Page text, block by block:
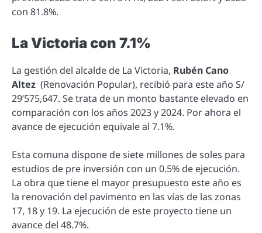
con 81.8%.
La Victoria con 7.1%
La gestión del alcalde de La Victoria, Rubén Cano
Altez (Renovación Popular), recibió para este año S/
29’575,647. Se trata de un monto bastante elevado en
comparación con los años 2023 y 2024. Por ahora el
avance de ejecución equivale al 7.1%.
Esta comuna dispone de siete millones de soles para
estudios de pre inversión con un 0.5% de ejecución.
La obra que tiene el mayor presupuesto este año es
la renovación del pavimento en las vías de las zonas
17, 18 y 19. La ejecución de este proyecto tiene un
avance del 48.7%.